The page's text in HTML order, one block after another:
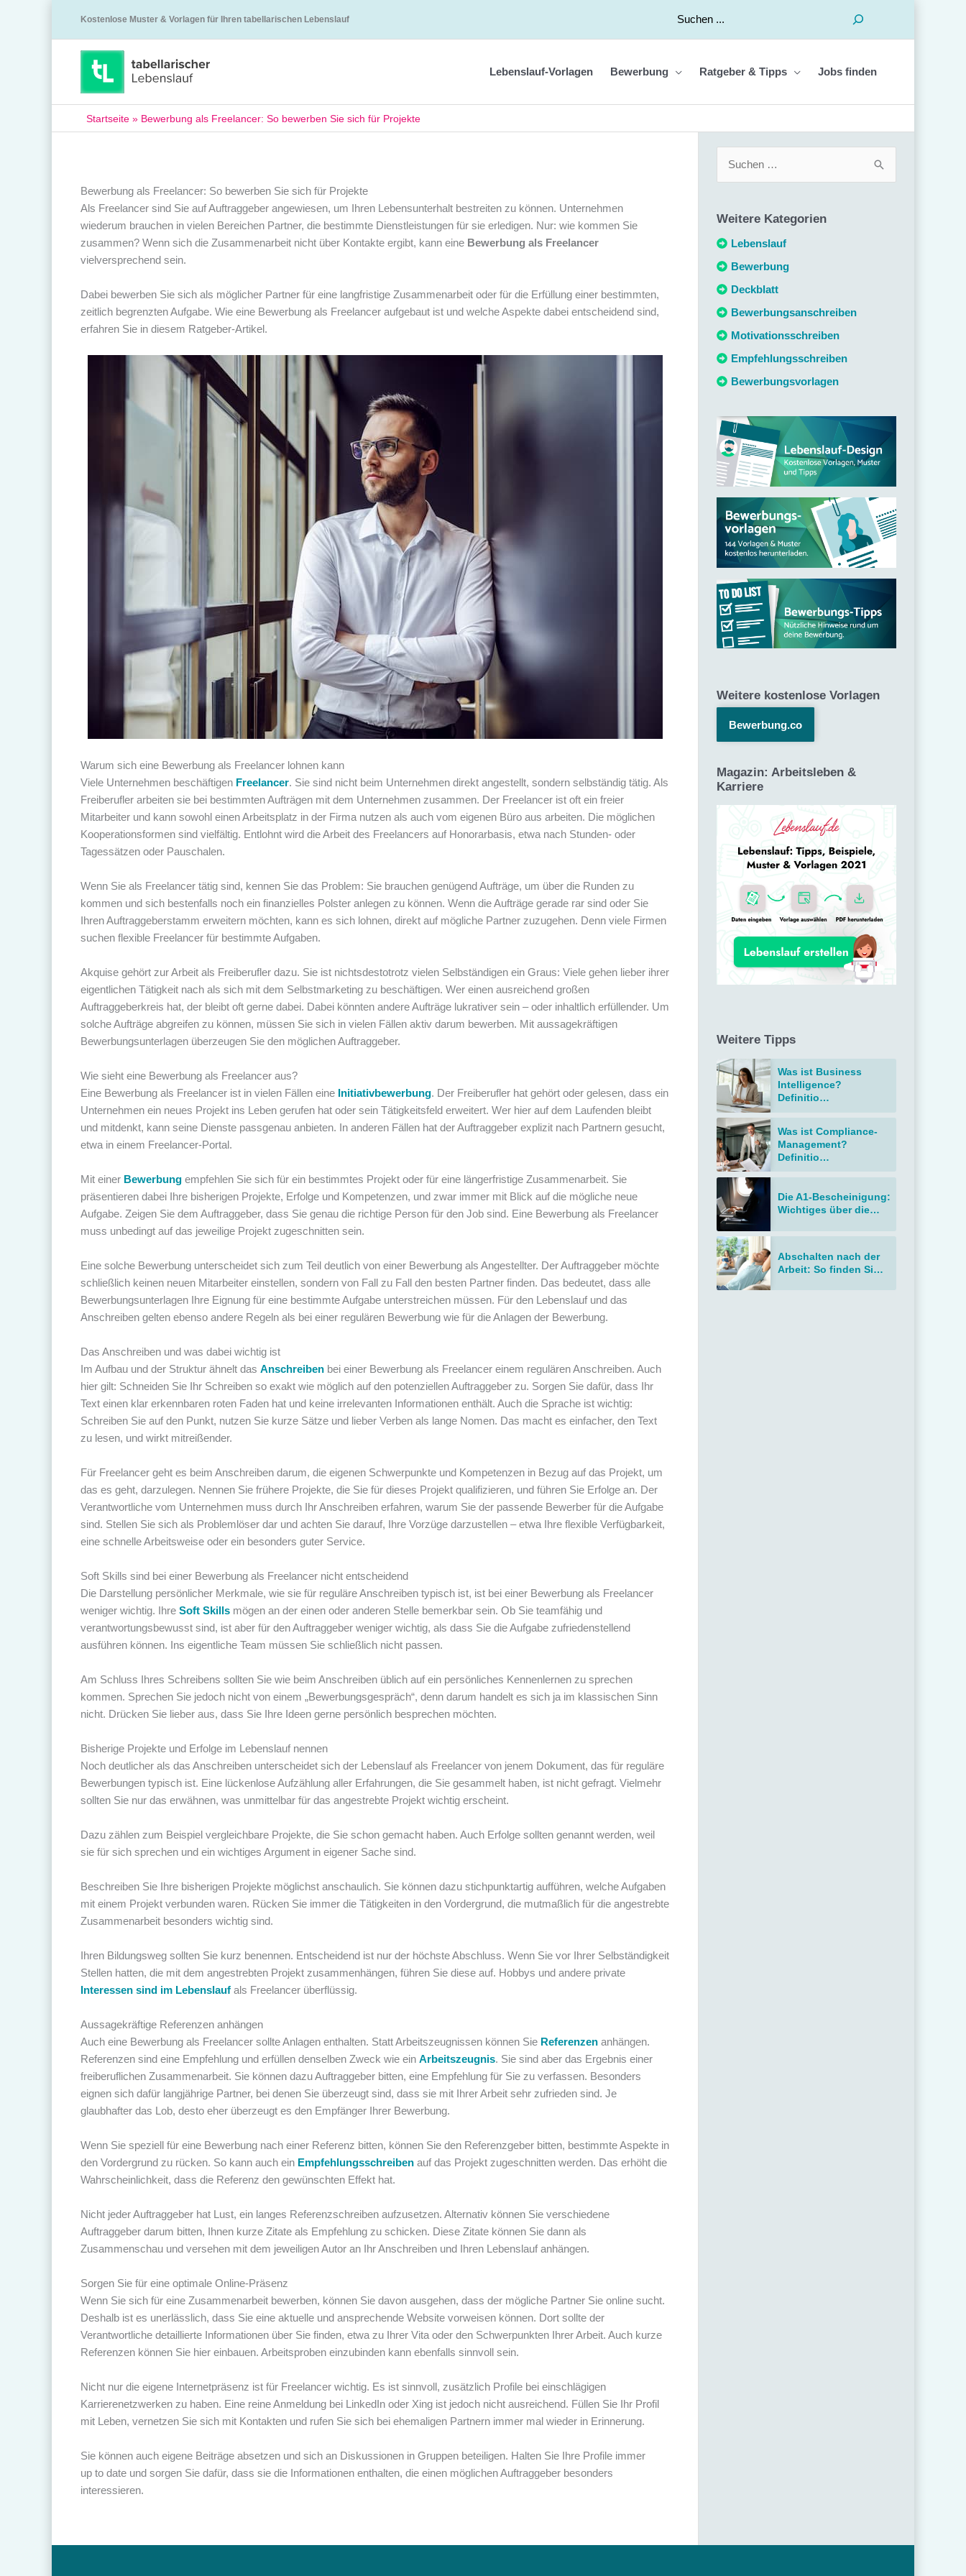
Kostenlose Muster & Vorlagen für Ihren tabellarischen Lebenslauf
Suchen
Lebenslauf-Vorlagen Bewerbung Ratgeber & Tipps Jobs finden
Startseite » Bewerbung als Freelancer: So bewerben Sie sich für Projekte
Bewerbung als Freelancer: So bewerben Sie sich für Projekte
Als Freelancer sind Sie auf Auftraggeber angewiesen, um Ihren Lebensunterhalt bestreiten zu können. Unternehmen
wiederum brauchen in vielen Bereichen Partner, die bestimmte Dienstleistungen für sie erledigen. Nur: wie kommen Sie
zusammen? Wenn sich die Zusammenarbeit nicht über Kontakte ergibt, kann eine Bewerbung als Freelancer
vielversprechend sein.
Dabei bewerben Sie sich als möglicher Partner für eine langfristige Zusammenarbeit oder für die Erfüllung einer bestimmten,
zeitlich begrenzten Aufgabe. Wie eine Bewerbung als Freelancer aufgebaut ist und welche Aspekte dabei entscheidend sind,
erfahren Sie in diesem Ratgeber-Artikel.
Warum sich eine Bewerbung als Freelancer lohnen kann
Viele Unternehmen beschäftigen Freelancer. Sie sind nicht beim Unternehmen direkt angestellt, sondern selbständig tätig. Als
Freiberufler arbeiten sie bei bestimmten Aufträgen mit dem Unternehmen zusammen. Der Freelancer ist oft ein freier
Mitarbeiter und kann sowohl einen Arbeitsplatz in der Firma nutzen als auch vom eigenen Büro aus arbeiten. Die möglichen
Kooperationsformen sind vielfältig. Entlohnt wird die Arbeit des Freelancers auf Honorarbasis, etwa nach Stunden- oder
Tagessätzen oder Pauschalen.
Wenn Sie als Freelancer tätig sind, kennen Sie das Problem: Sie brauchen genügend Aufträge, um über die Runden zu
kommen und sich bestenfalls noch ein finanzielles Polster anlegen zu können. Wenn die Aufträge gerade rar sind oder Sie
Ihren Auftraggeberstamm erweitern möchten, kann es sich lohnen, direkt auf mögliche Partner zuzugehen. Denn viele Firmen
suchen flexible Freelancer für bestimmte Aufgaben.
Akquise gehört zur Arbeit als Freiberufler dazu. Sie ist nichtsdestotrotz vielen Selbständigen ein Graus: Viele gehen lieber ihrer
eigentlichen Tätigkeit nach als sich mit dem Selbstmarketing zu beschäftigen. Wer einen ausreichend großen
Auftraggeberkreis hat, der bleibt oft gerne dabei. Dabei könnten andere Aufträge lukrativer sein – oder inhaltlich erfüllender. Um
solche Aufträge abgreifen zu können, müssen Sie sich in vielen Fällen aktiv darum bewerben. Mit aussagekräftigen
Bewerbungsunterlagen überzeugen Sie den möglichen Auftraggeber.
Wie sieht eine Bewerbung als Freelancer aus?
Eine Bewerbung als Freelancer ist in vielen Fällen eine Initiativbewerbung. Der Freiberufler hat gehört oder gelesen, dass ein
Unternehmen ein neues Projekt ins Leben gerufen hat oder sein Tätigkeitsfeld erweitert. Wer hier auf dem Laufenden bleibt
und mitdenkt, kann seine Dienste passgenau anbieten. In anderen Fällen hat der Auftraggeber explizit nach Partnern gesucht,
etwa in einem Freelancer-Portal.
Mit einer Bewerbung empfehlen Sie sich für ein bestimmtes Projekt oder für eine längerfristige Zusammenarbeit. Sie
präsentieren dabei Ihre bisherigen Projekte, Erfolge und Kompetenzen, und zwar immer mit Blick auf die mögliche neue
Aufgabe. Zeigen Sie dem Auftraggeber, dass Sie genau die richtige Person für den Job sind. Eine Bewerbung als Freelancer
muss unbedingt auf das jeweilige Projekt zugeschnitten sein.
Eine solche Bewerbung unterscheidet sich zum Teil deutlich von einer Bewerbung als Angestellter. Der Auftraggeber möchte
schließlich keinen neuen Mitarbeiter einstellen, sondern von Fall zu Fall den besten Partner finden. Das bedeutet, dass alle
Bewerbungsunterlagen Ihre Eignung für eine bestimmte Aufgabe unterstreichen müssen. Für den Lebenslauf und das
Anschreiben gelten ebenso andere Regeln als bei einer regulären Bewerbung wie für die Anlagen der Bewerbung.
Das Anschreiben und was dabei wichtig ist
Im Aufbau und der Struktur ähnelt das Anschreiben bei einer Bewerbung als Freelancer einem regulären Anschreiben. Auch
hier gilt: Schneiden Sie Ihr Schreiben so exakt wie möglich auf den potenziellen Auftraggeber zu. Sorgen Sie dafür, dass Ihr
Text einen klar erkennbaren roten Faden hat und keine irrelevanten Informationen enthält. Auch die Sprache ist wichtig:
Schreiben Sie auf den Punkt, nutzen Sie kurze Sätze und lieber Verben als lange Nomen. Das macht es einfacher, den Text
zu lesen, und wirkt mitreißender.
Für Freelancer geht es beim Anschreiben darum, die eigenen Schwerpunkte und Kompetenzen in Bezug auf das Projekt, um
das es geht, darzulegen. Nennen Sie frühere Projekte, die Sie für dieses Projekt qualifizieren, und führen Sie Erfolge an. Der
Verantwortliche vom Unternehmen muss durch Ihr Anschreiben erfahren, warum Sie der passende Bewerber für die Aufgabe
sind. Stellen Sie sich als Problemlöser dar und achten Sie darauf, Ihre Vorzüge darzustellen – etwa Ihre flexible Verfügbarkeit,
eine schnelle Arbeitsweise oder ein besonders guter Service.
Soft Skills sind bei einer Bewerbung als Freelancer nicht entscheidend
Die Darstellung persönlicher Merkmale, wie sie für reguläre Anschreiben typisch ist, ist bei einer Bewerbung als Freelancer
weniger wichtig. Ihre Soft Skills mögen an der einen oder anderen Stelle bemerkbar sein. Ob Sie teamfähig und
verantwortungsbewusst sind, ist aber für den Auftraggeber weniger wichtig, als dass Sie die Aufgabe zufriedenstellend
ausführen können. Ins eigentliche Team müssen Sie schließlich nicht passen.
Am Schluss Ihres Schreibens sollten Sie wie beim Anschreiben üblich auf ein persönliches Kennenlernen zu sprechen
kommen. Sprechen Sie jedoch nicht von einem „Bewerbungsgespräch“, denn darum handelt es sich ja im klassischen Sinn
nicht. Drücken Sie lieber aus, dass Sie Ihre Ideen gerne persönlich besprechen möchten.
Bisherige Projekte und Erfolge im Lebenslauf nennen
Noch deutlicher als das Anschreiben unterscheidet sich der Lebenslauf als Freelancer von jenem Dokument, das für reguläre
Bewerbungen typisch ist. Eine lückenlose Aufzählung aller Erfahrungen, die Sie gesammelt haben, ist nicht gefragt. Vielmehr
sollten Sie nur das erwähnen, was unmittelbar für das angestrebte Projekt wichtig erscheint.
Dazu zählen zum Beispiel vergleichbare Projekte, die Sie schon gemacht haben. Auch Erfolge sollten genannt werden, weil
sie für sich sprechen und ein wichtiges Argument in eigener Sache sind.
Beschreiben Sie Ihre bisherigen Projekte möglichst anschaulich. Sie können dazu stichpunktartig aufführen, welche Aufgaben
mit einem Projekt verbunden waren. Rücken Sie immer die Tätigkeiten in den Vordergrund, die mutmaßlich für die angestrebte
Zusammenarbeit besonders wichtig sind.
Ihren Bildungsweg sollten Sie kurz benennen. Entscheidend ist nur der höchste Abschluss. Wenn Sie vor Ihrer Selbständigkeit
Stellen hatten, die mit dem angestrebten Projekt zusammenhängen, führen Sie diese auf. Hobbys und andere private
Interessen sind im Lebenslauf als Freelancer überflüssig.
Aussagekräftige Referenzen anhängen
Auch eine Bewerbung als Freelancer sollte Anlagen enthalten. Statt Arbeitszeugnissen können Sie Referenzen anhängen.
Referenzen sind eine Empfehlung und erfüllen denselben Zweck wie ein Arbeitszeugnis. Sie sind aber das Ergebnis einer
freiberuflichen Zusammenarbeit. Sie können dazu Auftraggeber bitten, eine Empfehlung für Sie zu verfassen. Besonders
eignen sich dafür langjährige Partner, bei denen Sie überzeugt sind, dass sie mit Ihrer Arbeit sehr zufrieden sind. Je
glaubhafter das Lob, desto eher überzeugt es den Empfänger Ihrer Bewerbung.
Wenn Sie speziell für eine Bewerbung nach einer Referenz bitten, können Sie den Referenzgeber bitten, bestimmte Aspekte in
den Vordergrund zu rücken. So kann auch ein Empfehlungsschreiben auf das Projekt zugeschnitten werden. Das erhöht die
Wahrscheinlichkeit, dass die Referenz den gewünschten Effekt hat.
Nicht jeder Auftraggeber hat Lust, ein langes Referenzschreiben aufzusetzen. Alternativ können Sie verschiedene
Auftraggeber darum bitten, Ihnen kurze Zitate als Empfehlung zu schicken. Diese Zitate können Sie dann als
Zusammenschau und versehen mit dem jeweiligen Autor an Ihr Anschreiben und Ihren Lebenslauf anhängen.
Sorgen Sie für eine optimale Online-Präsenz
Wenn Sie sich für eine Zusammenarbeit bewerben, können Sie davon ausgehen, dass der mögliche Partner Sie online sucht.
Deshalb ist es unerlässlich, dass Sie eine aktuelle und ansprechende Website vorweisen können. Dort sollte der
Verantwortliche detaillierte Informationen über Sie finden, etwa zu Ihrer Vita oder den Schwerpunkten Ihrer Arbeit. Auch kurze
Referenzen können Sie hier einbauen. Arbeitsproben einzubinden kann ebenfalls sinnvoll sein.
Nicht nur die eigene Internetpräsenz ist für Freelancer wichtig. Es ist sinnvoll, zusätzlich Profile bei einschlägigen
Karrierenetzwerken zu haben. Eine reine Anmeldung bei LinkedIn oder Xing ist jedoch nicht ausreichend. Füllen Sie Ihr Profil
mit Leben, vernetzen Sie sich mit Kontakten und rufen Sie sich bei ehemaligen Partnern immer mal wieder in Erinnerung.
Sie können auch eigene Beiträge absetzen und sich an Diskussionen in Gruppen beteiligen. Halten Sie Ihre Profile immer
up to date und sorgen Sie dafür, dass sie die Informationen enthalten, die einen möglichen Auftraggeber besonders
interessieren.
h
e
n
n
a
c
h
Weitere Kategorien
Lebenslauf
Bewerbung
Deckblatt
Bewerbungsanschreiben
Motivationsschreiben
Empfehlungsschreiben
Bewerbungsvorlagen
Weitere kostenlose Vorlagen
Bewerbung.co
Magazin: Arbeitsleben &
Karriere
Weitere Tipps
Was ist Business
Intelligence?
Definitio…
Was ist Compliance-
Management?
Definitio…
Die A1-Bescheinigung:
Wichtiges über die…
Abschalten nach der
Arbeit: So finden Si…